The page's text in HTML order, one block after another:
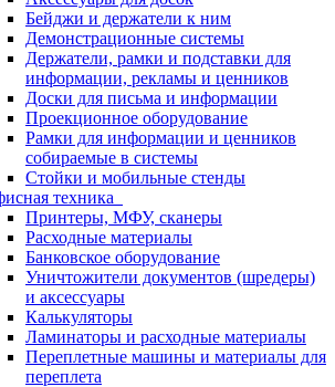
Бейджи и держатели к ним
Демонстрационные системы
Держатели, рамки и подставки для
информации, рекламы и ценников
Доски для письма и информации
Проекционное оборудование
Рамки для информации и ценников
собираемые в системы
Стойки и мобильные стенды
техника
Принтеры, МФУ, сканеры
Расходные материалы
Банковское оборудование
Уничтожители документов (шредеры)
и аксессуары
Калькуляторы
Ламинаторы и расходные материалы
Переплетные машины и материалы для
переплета